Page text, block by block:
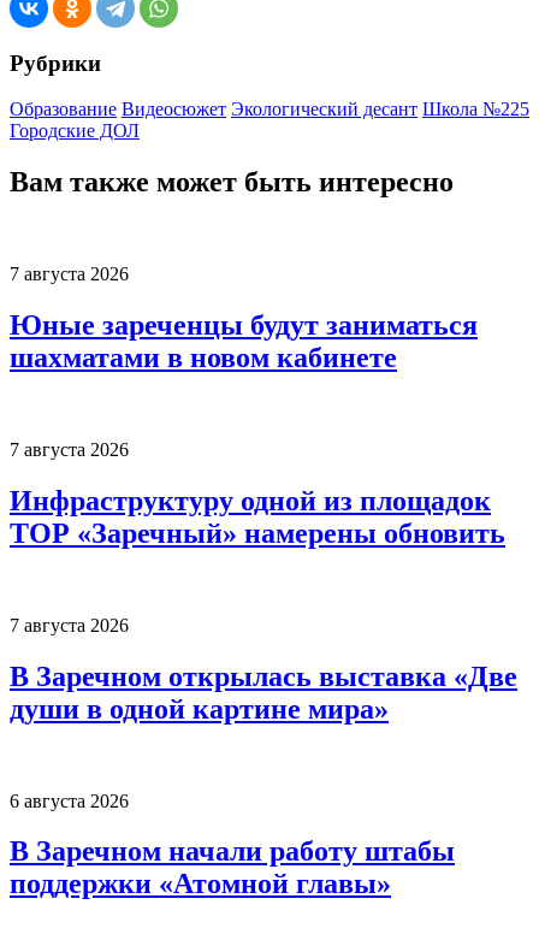
Рубрики
Образование Видеосюжет Экологический десант Школа №225
Городские ДОЛ
Вам также может быть интересно
7 августа 2026
Юные зареченцы будут заниматься
шахматами в новом кабинете
7 августа 2026
Инфраструктуру одной из площадок
ТОР «Заречный» намерены обновить
7 августа 2026
В Заречном открылась выставка «Две
души в одной картине мира»
6 августа 2026
В Заречном начали работу штабы
поддержки «Атомной главы»